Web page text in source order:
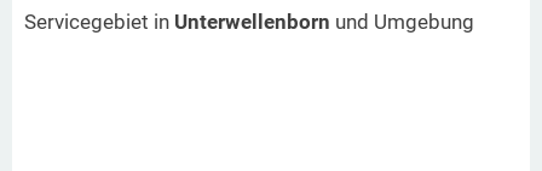
Servicegebiet in Unterwellenborn und Umgebung